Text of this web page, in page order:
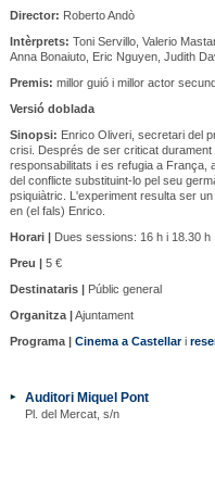
Director: Roberto Andò
Intèrprets: Toni Servillo, Valerio
Anna Bonaiuto, Eric Nguyen, Judith
Premis: millor guió i millor actor
Versió doblada
Sinopsi: Enrico Oliveri, secretari del
crisi. Després de ser criticat
responsabilitats i es refugia a França,
del conflicte substituint-lo pel seu
psiquiàtric. L'experiment resulta ser
en (el fals) Enrico.
Horari |Dues sessions: 16 h i 18.30 h
Preu |5 €
Destinataris |Públic general
Organitza |Ajuntament
Programa | Cinema a Castellari
Auditori Miquel Pont
Pl. del Mercat, s/n